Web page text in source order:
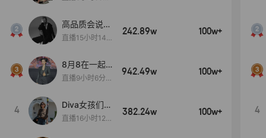
高品质会说
话….
直播15小时14
242.89w 100w+
8月8在一起
生日献礼盛典
直播9小时6分1
942.49w 100w+
4
Diva女孩们集
合啦~意大利
直播16小时12
382.24w 100w+ 4